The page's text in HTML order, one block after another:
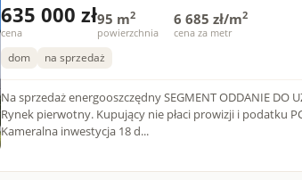
635 000 zł
cena
95 m2
powierzchnia
6 685 zł/m2
cena za metr
dom na sprzedaż
Na sprzedaż energooszczędny SEGMENT ODDANIE DO UŻYTKU: 06.2025
Rynek pierwotny. Kupujący nie płaci prowizji i podatku PCC . Na sprzedaż:
Kameralna inwestycja 18 d...